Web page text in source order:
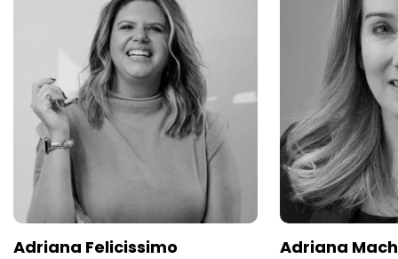
Adriana Felicissimo Adriana